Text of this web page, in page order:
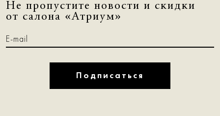
Не пропустите новости и скидки
от салона «Атриум»
Подписаться